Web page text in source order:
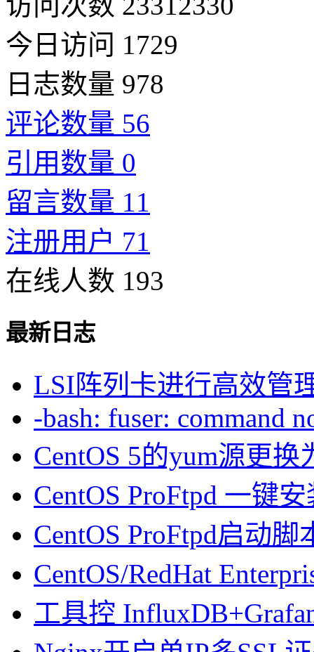
今日访问 1729
日志数量 978
评论数量 56
引用数量 0
留言数量 11
注册用户 71
在线人数 193
最新日志
LSI阵列卡进行高效管
-bash: fuser: command
CentOS 5的yum源更
CentOS ProFtpd 一键
CentOS ProFtpd启动脚
CentOS/RedHat
工具控